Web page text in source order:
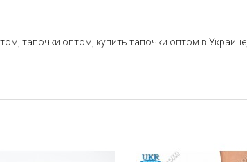
тапочки оптом купить тапочки оптом в Украине